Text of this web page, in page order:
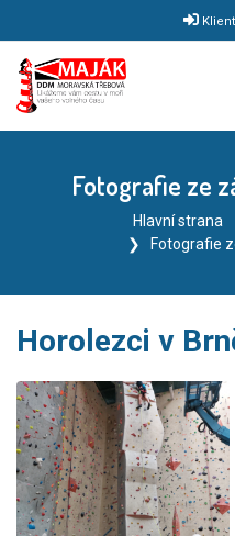
Fotografie ze
Hlavní strana
Fotografie
Horolezci v